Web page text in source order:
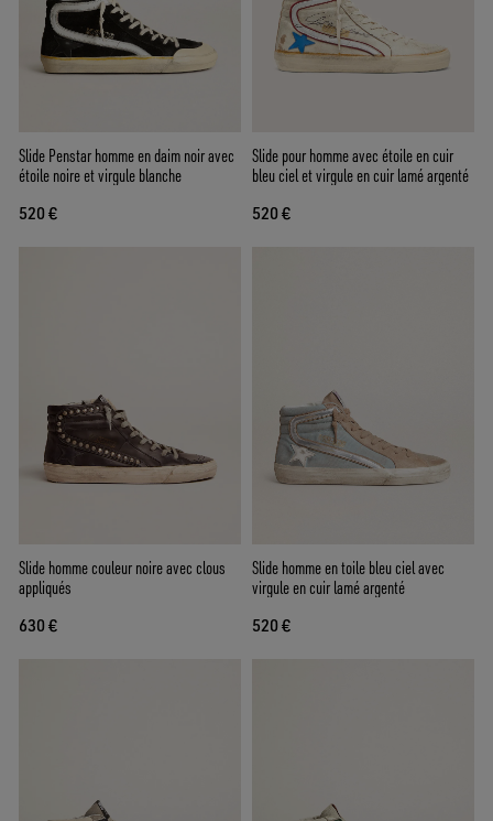
Slide Penstar homme en daim noir avec
étoile noire et virgule blanche
520 €
Slide pour homme avec étoile en cuir
bleu ciel et virgule en cuir lamé argenté
520 €
Slide homme couleur noire avec clous
appliqués
630 €
Slide homme en toile bleu ciel avec
virgule en cuir lamé argenté
520 €